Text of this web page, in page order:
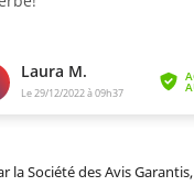
la Société des Avis Garantis,